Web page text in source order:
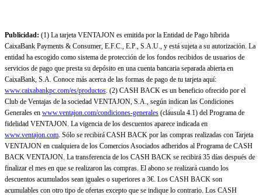
Publicidad: (1) La tarjeta VENTAJON es emitida por la Entidad de Pago híbrida
CaixaBank Payments & Consumer, E.F.C., E.P., S.A.U., y está sujeta a su autorización. La
entidad ha escogido como sistema de protección de los fondos recibidos de usuarios de
servicios de pago que presta su depósito en una cuenta bancaria separada abierta en
CaixaBank, S.A. Conoce más acerca de las formas de pago de tu tarjeta aquí:
www.caixabankpc.com/es/productos. (2) CASH BACK es un beneficio ofrecido por el
Club de Ventajas de la sociedad VENTAJON, S.A., según indican las Condiciones
Generales en www.ventajon.com/condiciones-generales (cláusula 4.1) del Programa de
fidelidad VENTAJON. La vigencia de los descuentos aparece indicada en
www.ventajon.com. Sólo se recibirá CASH BACK por las compras realizadas con Tarjeta
VENTAJON en cualquiera de los Comercios Asociados adheridos al Programa de CASH
BACK VENTAJON. La transferencia de los CASH BACK se recibirá 35 días después de
finalizar el mes en que se realizaron las compras. El abono se realizará cuando los
descuentos acumulados sean iguales o superiores a 3€. Los CASH BACK son
acumulables con otro tipo de ofertas excepto que se indique lo contrario. Los CASH